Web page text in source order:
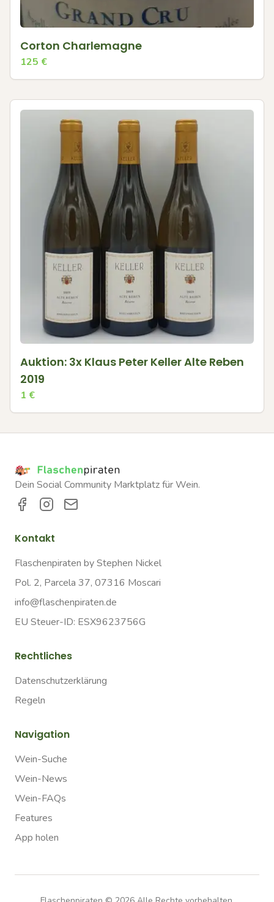
Corton Charlemagne
125 €
Auktion: 3x Klaus Peter Keller Alte Reben
2019
1 €
Dein Social Community Marktplatz für Wein.
Kontakt
Flaschenpiraten by Stephen Nickel
Pol. 2, Parcela 37, 07316 Moscari
info@flaschenpiraten.de
EU Steuer-ID: ESX9623756G
Rechtliches
Datenschutzerklärung
Regeln
Navigation
Wein-Suche
Wein-News
Wein-FAQs
Features
App holen